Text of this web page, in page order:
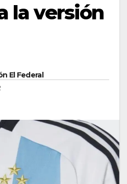
la versión
El Federal